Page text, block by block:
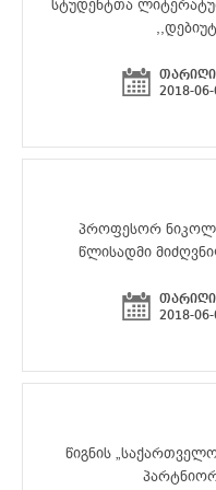
სტუდენტთა
თარიღი
2018-06-
პროფესორ
წლისადმი
თარიღი
2018-06-
წიგნის